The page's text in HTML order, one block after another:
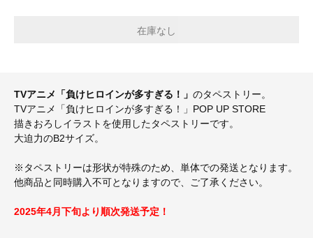
TVアニメ「負けヒロインが多すぎる！」 のタペストリー。
TVアニメ「負けヒロインが多すぎる！」POP UP STORE
描きおろしイラストを使用したタペストリーです。
大迫力のB2サイズ。
※タペストリーは形状が特殊のため、単体での発送となります。
他商品と同時購入不可となりますので、ご了承ください。
2025年4月下旬より順次発送予定！